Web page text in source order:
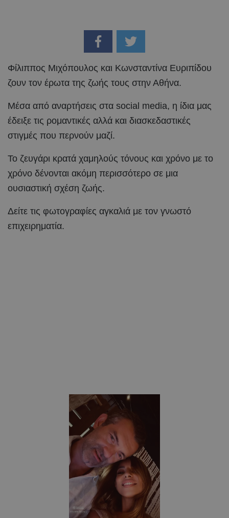
Φίλιππος Μιχόπουλος και Κωνσταντίνα Ευριπίδου
ζουν τον έρωτα της ζωής τους στην Αθήνα.
Μέσα από αναρτήσεις στα social media, η ίδια μας
έδειξε τις ρομαντικές αλλά και διασκεδαστικές
στιγμές που περνούν μαζί.
Το ζευγάρι κρατά χαμηλούς τόνους και χρόνο με το
χρόνο δένονται ακόμη περισσότερο σε μια
ουσιαστική σχέση ζωής.
Δείτε τις φωτογραφίες αγκαλιά με τον γνωστό
επιχειρηματία.